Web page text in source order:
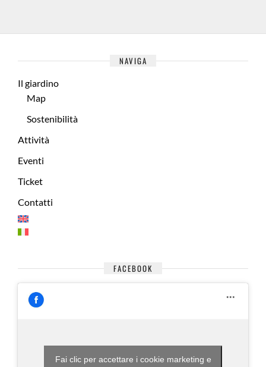
NAVIGA
Il giardino
Map
Sostenibilità
Attività
Eventi
Ticket
Contatti
FACEBOOK
Fai clic per accettare i cookie marketing e